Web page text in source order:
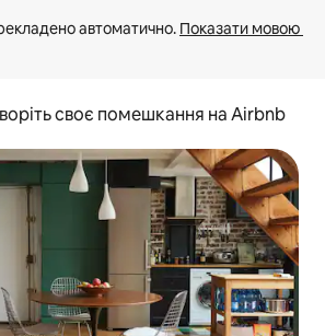
автоматично. Показати мовою
своє помешкання на Airbnb